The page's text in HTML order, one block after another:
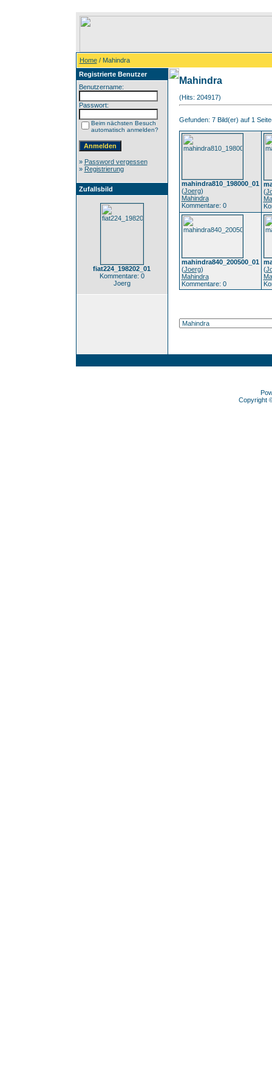
Home/ Mahindra
Registrierte Benutzer
Benutzername:
Passwort:
Beim nächsten Besuch
automatisch anmelden?
» Password vergessen
» Registrierung
Zufallsbild
fiat224_198202_01
Kommentare: 0
Joerg
Mahindra
(Hits: 204917)
Gefunden: 7 Bild(er) auf 1
mahindra810_198000_01
(Joerg)
Mahindra
Kommentare: 0
(
mahindra840_200500_01
(Joerg)
Mahindra
Kommentare: 0
(
Copyright